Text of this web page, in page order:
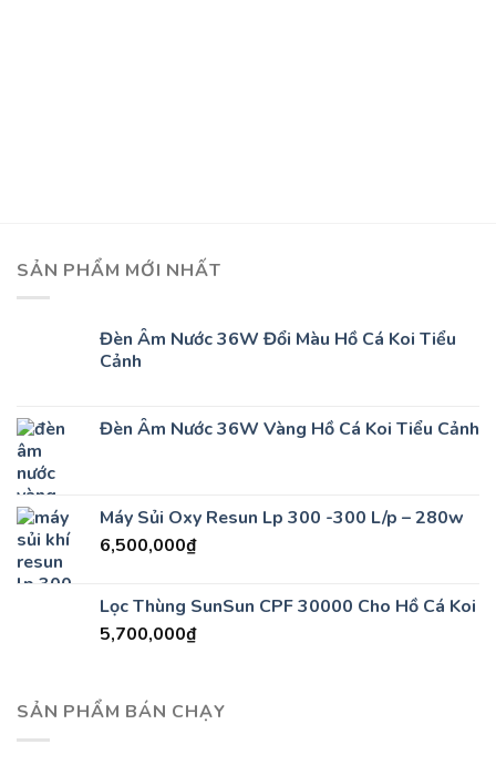
SẢN PHẨM MỚI NHẤT
Đèn Âm Nước 36W Đổi Màu Hồ Cá Koi Tiểu
Cảnh
Đèn Âm Nước 36W Vàng Hồ Cá Koi Tiểu Cảnh
Máy Sủi Oxy Resun Lp 300 -300 L/p – 280w
6,500,000₫
Lọc Thùng SunSun CPF 30000 Cho Hồ Cá Koi
5,700,000₫
SẢN PHẨM BÁN CHẠY